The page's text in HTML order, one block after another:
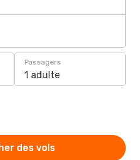
Passagers
1 adulte
des vols